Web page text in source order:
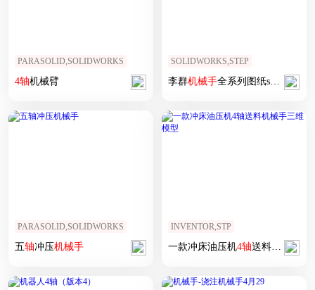
PARASOLID,SOLIDWORKS
4轴机械臂
SOLIDWORKS,STEP
李群机械手全系列图纸scara四 轴
PARASOLID,SOLIDWORKS
五轴冲压机械手
INVENTOR,STP
一款冲床油压机4轴送料机械手